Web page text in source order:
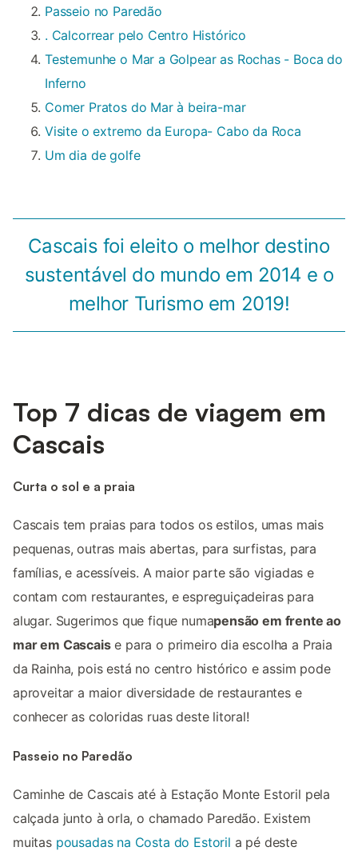
Passeio no Paredão
. Calcorrear pelo Centro Histórico
Testemunhe o Mar a Golpear as Rochas - Boca do
Inferno
Comer Pratos do Mar à beira-mar
Visite o extremo da Europa- Cabo da Roca
Um dia de golfe
Cascais foi eleito o melhor destino
sustentável do mundo em 2014 e o
melhor Turismo em 2019!
Top 7 dicas de viagem em
Cascais
Curta o sol e a praia
Cascais tem praias para todos os estilos, umas mais
pequenas, outras mais abertas, para surfistas, para
famílias, e acessíveis. A maior parte são vigiadas e
contam com restaurantes, e espreguiçadeiras para
alugar. Sugerimos que fique numapensão em frente ao
mar em Cascaise para o primeiro dia escolha a Praia
da Rainha, pois está no centro histórico e assim pode
aproveitar a maior diversidade de restaurantes e
conhecer as coloridas ruas deste litoral!
Passeio no Paredão
Caminhe de Cascais até à Estação Monte Estoril pela
calçada junto à orla, o chamado Paredão. Existem
muitas pousadas na Costa do Estoril a pé deste